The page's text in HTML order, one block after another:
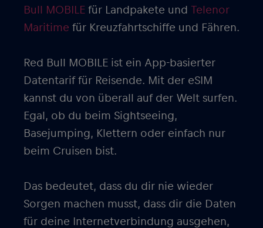
Bull MOBILE für Landpakete und Telenor
Maritime für Kreuzfahrtschiffe und Fähren.
Red Bull MOBILE ist ein App-basierter
Datentarif für Reisende. Mit der eSIM
kannst du von überall auf der Welt surfen.
Egal, ob du beim Sightseeing,
Basejumping, Klettern oder einfach nur
beim Cruisen bist.
Das bedeutet, dass du dir nie wieder
Sorgen machen musst, dass dir die Daten
für deine Internetverbindung ausgehen,